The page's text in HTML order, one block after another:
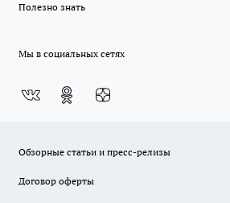
Полезно знать
Мы в социальных сетях
Обзорные статьи и пресс-релизы
Договор оферты